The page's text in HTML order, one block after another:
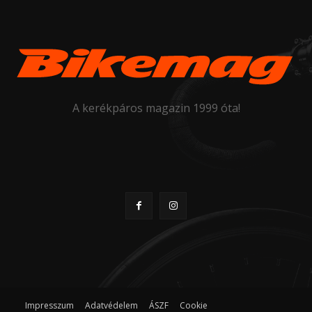
A kerékpáros magazin 1999 óta!
Impresszum Adatvédelem ÁSZF Cookie